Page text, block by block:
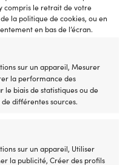
compris le retrait de votre
la politique de cookies, ou en
en bas de l’écran.
sur un appareil, Mesurer
la performance des
le biais de statistiques ou de
différentes sources.
sur un appareil, Utiliser
la publicité, Créer des profils
noir/acier inoxydable, 140 x
Ø92 mm, blanc/vert/rouge,
pour bateaux <20 mètres
TVA incl.